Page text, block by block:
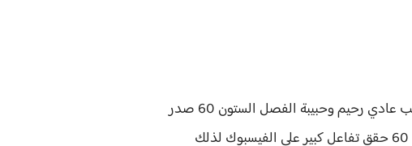
مش حب عادي رحيم وحبيبة الفصل الستون 60 صدر
تفاعل كبير على الفيسبوك لذلك